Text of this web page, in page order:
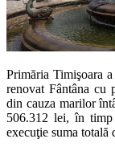
Primăria Timişoara
renovat Fântâna cu
din cauza marilor
506.312 lei, în
execuţie suma totală